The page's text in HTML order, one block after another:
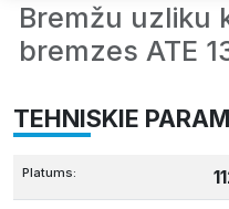
Bremžu uzliku
bremzes ATE
TEHNISKIE
Platums: